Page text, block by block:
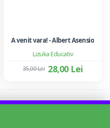
Lizuka Educativ
A venit vara! - Albert Asensio
28,00 Lei
35,00 Lei